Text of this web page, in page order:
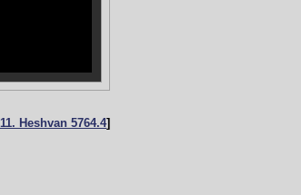
[
4.November 1995 / 11. Heshvan 5764